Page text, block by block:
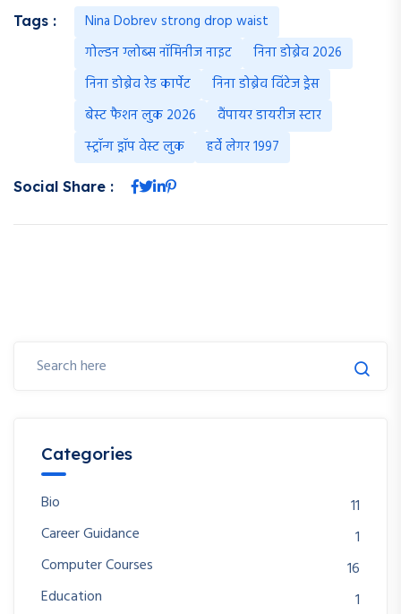
Tags :
Nina Dobrev strong drop waist
गोल्डन ग्लोब्स नॉमिनीज नाइट
निना डोब्रेव 2026
निना डोब्रेव रेड कार्पेट
निना डोब्रेव विंटेज ड्रेस
बेस्ट फैशन लुक 2026
वैंपायर डायरीज स्टार
स्ट्रॉन्ग ड्रॉप वेस्ट लुक
हर्वे लेगर 1997
Social Share :
Categories
Bio
11
Career Guidance
1
Computer Courses
16
Education
1